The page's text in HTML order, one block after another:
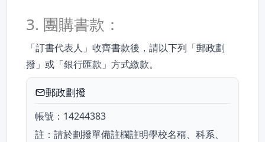
3. 團購書款：
「訂書代表人」收齊書款後，請以下列「郵政劃
撥」或「銀行匯款」方式繳款。
郵政劃撥
帳號：14244383
註：請於劃撥單備註欄註明學校名稱、科系、